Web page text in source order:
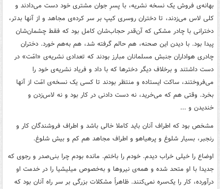
بهانه‌ی فروش یک ‌نسخه نشریه، با پسرِ جوان مشتری خود دست می‌دادند و
کلی لاس می‌زدند، تا دختران روسری کیپ بر سر کرده‌ی مجاهد و از آنها بدتر،
دخترانی با چادر مشکی که آن‌قدر حجاب‌شان کامل بود که فقط چشمان‌شان
پیدا بود. با دیدن این صحنه، هم حالم گرفته شد، هم به‌هم خورد. دختران
چادری هواداران جنبش مسلمانان مبارز بودند که تعدادی نشریه‌ی «امّت» در
دست داشتند و برخلاف دیگر دخترها که با داد و فریاد نشریه‌ی خود را
می‌فروختند، ساکت ایستاده و منتظر بودند تا کسی یک نسخه‌ی امّت از آنها
بخرد. وقتی هم که می‌خرید، نه دست دادنی در کار بود و نه لاس‌زدن و
خندیدن و ...
مشخص بود که اطراف آنان باید کاملا خالی باشد و اطراف فروشندگان کار و
رنجبر، بسیار شلوغ و پرهیاهو و اطراف مجاهد هم کم و بیش شلوغ.
اوضاع را خیلی خراب دیدم. خودم را باختم. مانده بودم چرا بنی‌صدر و رجوی که
جدیدا با او متحد شده و همه‌ی نیروها و به‌خصوص میلیشیا را در خدمت او
درآورده، کار را یک‌سره نمی‌کنند. ظاهراً مشکلات بزرگی بر سر راه آنان بود که